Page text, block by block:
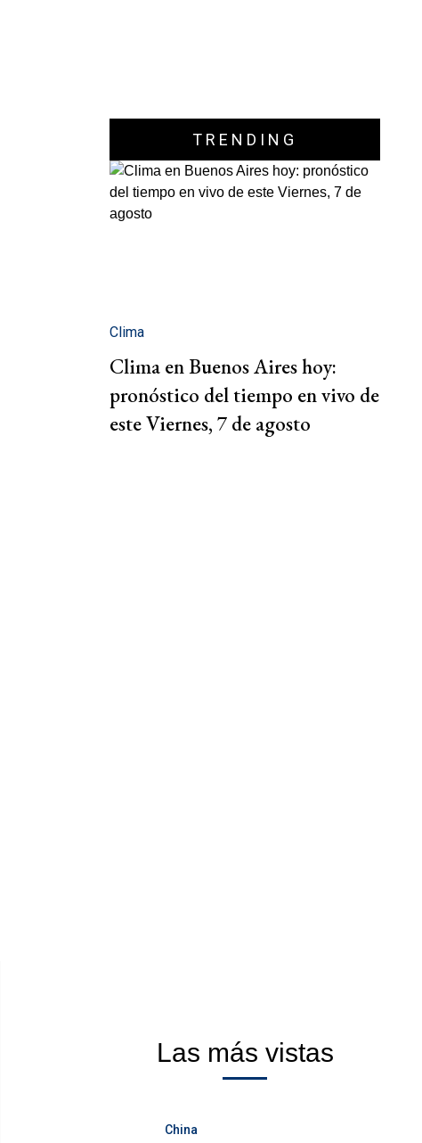
TRENDING
Clima
Clima en Buenos Aires hoy:
pronóstico del tiempo en vivo de
este Viernes, 7 de agosto
Las más vistas
China